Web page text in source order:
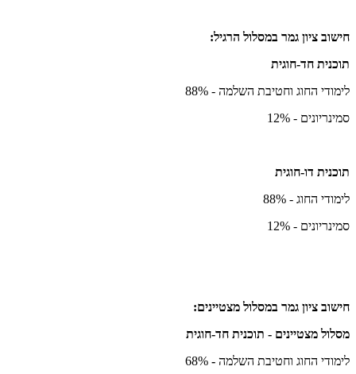
חישוב ציון גמר במסלול הרגיל:
תוכנית חד-חוגית
לימודי החוג וחטיבת השלמה - 88%
סמינריונים - 12%
תוכנית דו-חוגית
לימודי החוג - 88%
סמינריונים - 12%
חישוב ציון גמר במסלול מצטיינים:
מסלול מצטיינים - תוכנית חד-חוגית
לימודי החוג וחטיבת השלמה -
68%